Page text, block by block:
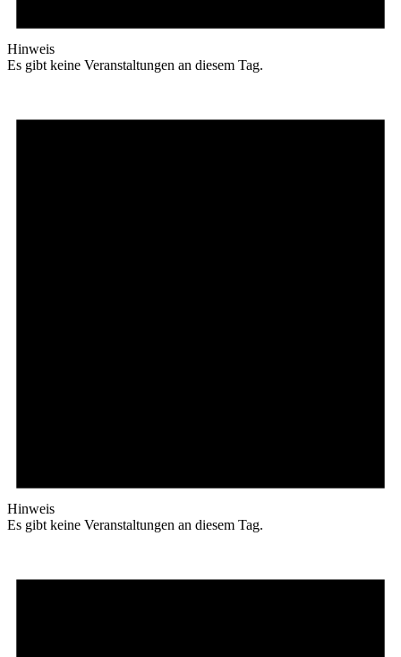
Hinweis
Es gibt keine Veranstaltungen an diesem Tag.
Hinweis
Es gibt keine Veranstaltungen an diesem Tag.